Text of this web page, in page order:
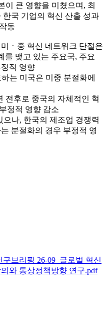
이 큰 영향을 미쳤으며, 최
국 기업의 혁신 산출 성과
동
ㆍ중 혁신 네트워크 단절은
를 맺고 있는 주요국, 주요
적 영향
는 미국은 미중 분절화에
전후로 중국의 자체적인 혁
정적 영향 감소
나, 한국의 제조업 경쟁력
분절화의 경우 부정적 영
브리핑 26-09_글로벌 혁신
와 통상정책방향 연구.pdf